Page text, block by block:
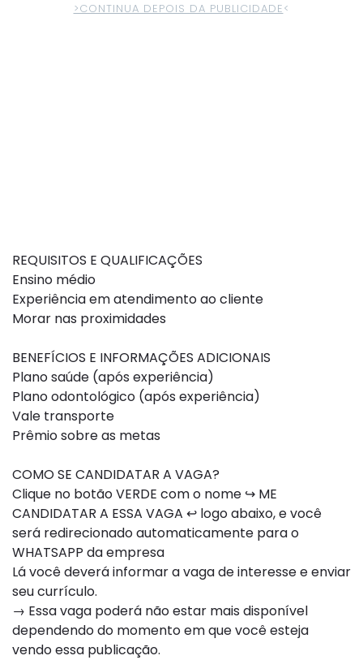
>CONTINUA DEPOIS DA PUBLICIDADE<
REQUISITOS E QUALIFICAÇÕES
Ensino médio
Experiência em atendimento ao cliente
Morar nas proximidades
BENEFÍCIOS E INFORMAÇÕES ADICIONAIS
Plano saúde (após experiência)
Plano odontológico (após experiência)
Vale transporte
Prêmio sobre as metas
COMO SE CANDIDATAR A VAGA?
Clique no botão VERDE com o nome ↪ ME
CANDIDATAR A ESSA VAGA ↩ logo abaixo, e você
será redirecionado automaticamente para o
WHATSAPP da empresa
Lá você deverá informar a vaga de interesse e enviar
seu currículo.
→ Essa vaga poderá não estar mais disponível
dependendo do momento em que você esteja
vendo essa publicação.